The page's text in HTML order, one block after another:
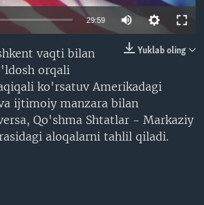
240p 480p
720p 1080p
29:59 Auto
480p
720p
1080p
Yuklab oling
vaqti bilan
orqali
ko'rsatuv Amerikadagi
ijtimoiy manzara bilan
Qo'shma Shtatlar - Markaziy
aloqalarni tahlil qiladi.